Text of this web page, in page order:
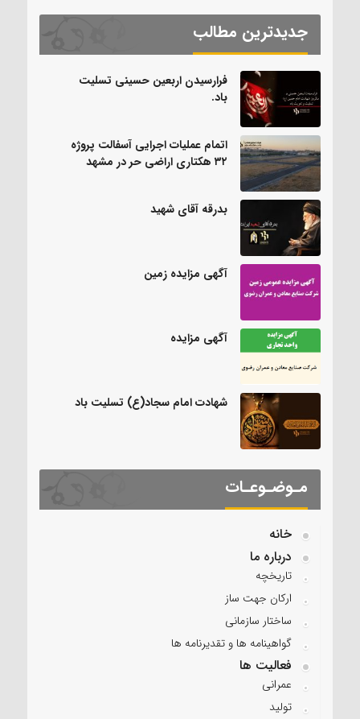
جدیدترین مطالب
فرارسیدن اربعین حسینی تسلیت
باد.
اتمام عملیات اجرایی آسفالت پروژه
۳۲ هکتاری اراضی حر در مشهد
بدرقه آقای شهید
آگهی مزایده زمین
آگهی مزایده
شهادت امام سجاد(ع) تسلیت باد
مـوضـوعـات
خانه
درباره ما
تاریخچه
ارکان جهت ساز
ساختار سازمانی
گواهینامه ها و تقدیرنامه ها
فعالیت ها
عمرانی
تولید